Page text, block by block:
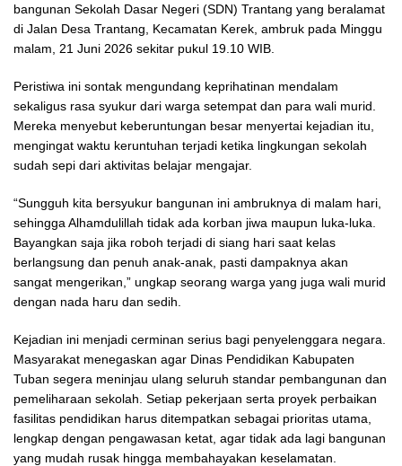
bangunan Sekolah Dasar Negeri (SDN) Trantang yang beralamat
di Jalan Desa Trantang, Kecamatan Kerek, ambruk pada Minggu
malam, 21 Juni 2026 sekitar pukul 19.10 WIB.
Peristiwa ini sontak mengundang keprihatinan mendalam
sekaligus rasa syukur dari warga setempat dan para wali murid.
Mereka menyebut keberuntungan besar menyertai kejadian itu,
mengingat waktu keruntuhan terjadi ketika lingkungan sekolah
sudah sepi dari aktivitas belajar mengajar.
“Sungguh kita bersyukur bangunan ini ambruknya di malam hari,
sehingga Alhamdulillah tidak ada korban jiwa maupun luka-luka.
Bayangkan saja jika roboh terjadi di siang hari saat kelas
berlangsung dan penuh anak-anak, pasti dampaknya akan
sangat mengerikan,” ungkap seorang warga yang juga wali murid
dengan nada haru dan sedih.
Kejadian ini menjadi cerminan serius bagi penyelenggara negara.
Masyarakat menegaskan agar Dinas Pendidikan Kabupaten
Tuban segera meninjau ulang seluruh standar pembangunan dan
pemeliharaan sekolah. Setiap pekerjaan serta proyek perbaikan
fasilitas pendidikan harus ditempatkan sebagai prioritas utama,
lengkap dengan pengawasan ketat, agar tidak ada lagi bangunan
yang mudah rusak hingga membahayakan keselamatan.